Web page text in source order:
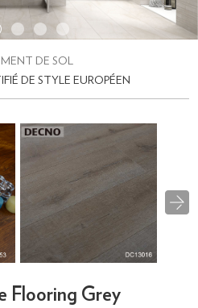
DE SOL
DE STYLE EUROPÉEN
Flooring Grey